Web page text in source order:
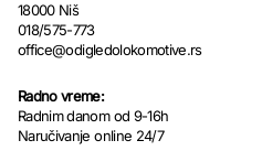
18000 Niš
018/575-773
office@odigledolokomotive.rs
Radno vreme:
Radnim danom od 9-16h
Naručivanje online 24/7